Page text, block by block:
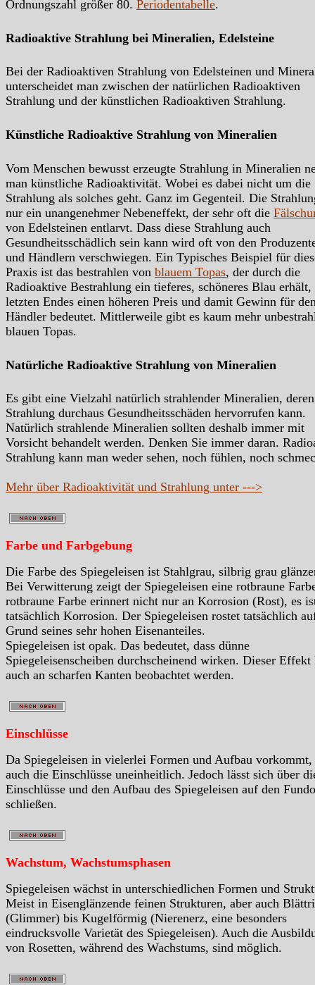
Ordnungszahl größer 80. Periodentabelle.
Radioaktive Strahlung bei Mineralien, Edelsteine
Bei der Radioaktiven Strahlung von Edelsteinen und
unterscheidet man zwischen der natürlichen Radioaktiven
Strahlung und der künstlichen Radioaktiven Strahlung.
Künstliche Radioaktive Strahlung von Mineralien
Vom Menschen bewusst erzeugte Strahlung in Mineralien
man künstliche Radioaktivität. Wobei es dabei nicht um die
Strahlung als solches geht. Ganz im Gegenteil. Die
nur ein unangenehmer Nebeneffekt, der sehr oft die
von Edelsteinen entlarvt. Dass diese Strahlung auch
Gesundheitsschädlich sein kann wird oft von den
und Händlern verschwiegen. Ein Typisches Beispiel für
Praxis ist das bestrahlen von blauem Topas, der durch die
Radioaktive Bestrahlung ein tieferes, schöneres Blau erhält,
letzten Endes einen höheren Preis und damit Gewinn für
Händler bedeutet. Mittlerweile gibt es kaum mehr
blauen Topas.
Natürliche Radioaktive Strahlung von Mineralien
Es gibt eine Vielzahl natürlich strahlender Mineralien, deren
Strahlung durchaus Gesundheitsschäden hervorrufen kann.
Natürlich strahlende Mineralien sollten deshalb immer mit
Vorsicht behandelt werden. Denken Sie immer daran.
Strahlung kann man weder sehen, noch fühlen, noch
Mehr über Radioaktivität und Strahlung unter --->
Farbe und Farbgebung
Die Farbe des Spiegeleisen ist Stahlgrau, silbrig grau
Bei Verwitterung zeigt der Spiegeleisen eine rotbraune
rotbraune Farbe erinnert nicht nur an Korrosion (Rost), es
tatsächlich Korrosion. Der Spiegeleisen rostet tatsächlich
Grund seines sehr hohen Eisenanteiles.
Spiegeleisen ist opak. Das bedeutet, dass dünne
Spiegeleisenscheiben durchscheinend wirken. Dieser Effekt
auch an scharfen Kanten beobachtet werden.
Einschlüsse
Da Spiegeleisen in vielerlei Formen und Aufbau vorkommt,
auch die Einschlüsse uneinheitlich. Jedoch lässt sich über
Einschlüsse und den Aufbau des Spiegeleisen auf den
schließen.
Wachstum, Wachstumsphasen
Spiegeleisen wächst in unterschiedlichen Formen und
Meist in Eisenglänzende feinen Strukturen, aber auch
(Glimmer) bis Kugelförmig (Nierenerz, eine besonders
eindrucksvolle Varietät des Spiegeleisen). Auch die
von Rosetten, während des Wachstums, sind möglich.